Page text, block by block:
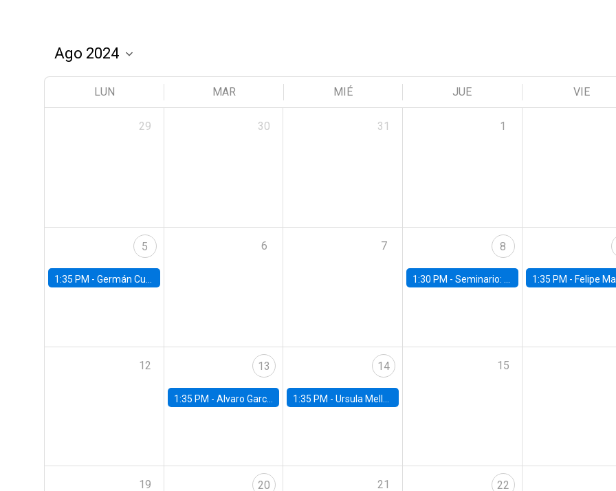
LUN MAR MIÉ JUE VIE
29 30 31 1
5
1:35 PM - Germán Cubas, University of Houston
6 7 8
1:30 PM -Seminario: “Recuperando la humanidad para progresar en la era de la IA» 1:35 PM - Felipe Martínez, alumno Doctorado en
12 13
1:35 PM - Alvaro Garcia-Marin, Universidad de Los Andes
14
1:35 PM -Ursula Mello, Insper - Institute of Education and Research
15
19 20 21 22